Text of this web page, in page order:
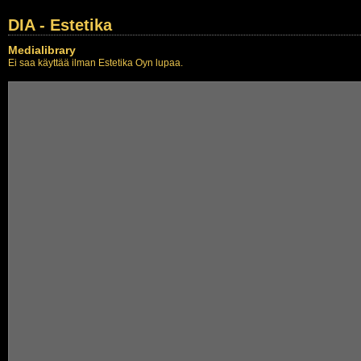
DIA - Estetika
Medialibrary
Ei saa käyttää ilman Estetika Oyn lupaa.